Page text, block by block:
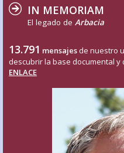
IN MEMORIAM
El legado de Arbacia
13.791 mensajes de nuestro
descubrir la base documental
ENLACE